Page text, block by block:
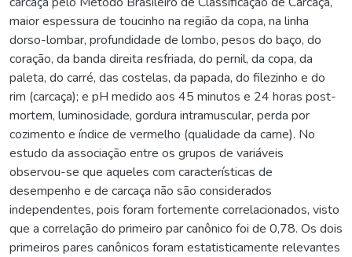
maior espessura de toucinho na região da copa, na linha
dorso-lombar, profundidade de lombo, pesos do baço, do
coração, da banda direita resfriada, do pernil, da copa, da
paleta, do carré, das costelas, da papada, do filezinho e do
rim (carcaça); e pH medido aos 45 minutos e 24 horas post-
mortem, luminosidade, gordura intramuscular, perda por
cozimento e índice de vermelho (qualidade da carne). No
estudo da associação entre os grupos de variáveis
observou-se que aqueles com características de
desempenho e de carcaça não são considerados
independentes, pois foram fortemente correlacionados, visto
que a correlação do primeiro par canônico foi de 0,78. Os dois
primeiros pares canônicos foram estatisticamente relevantes